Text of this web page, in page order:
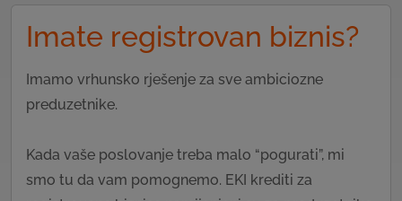
Imate registrovan biznis?
Imamo vrhunsko rješenje za sve ambiciozne
preduzetnike.
Kada vaše poslovanje treba malo “pogurati”, mi
smo tu da vam pomognemo. EKI krediti za